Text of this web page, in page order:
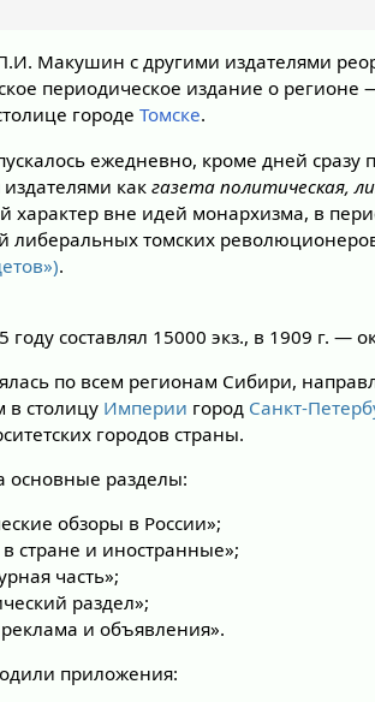
Макушин с другими издателями
периодическое издание о регионе
городеТомске.
ежедневно, кроме дней сразу
издателями какгазета политическая,
характер вне идей монархизма, в
либеральных томских
.
году составлял 15000 экз., в 1909 г. —
по всем регионам Сибири,
в столицу Империи город Санкт-
городов страны.
основные разделы:
обзоры в России»;
стране и иностранные»;
часть»;
раздел»;
реклама и объявления».
приложения: